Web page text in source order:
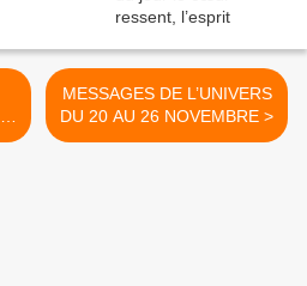
MESSAGES DE L’UNIVERS
DU 20 AU 26 NOVEMBRE >